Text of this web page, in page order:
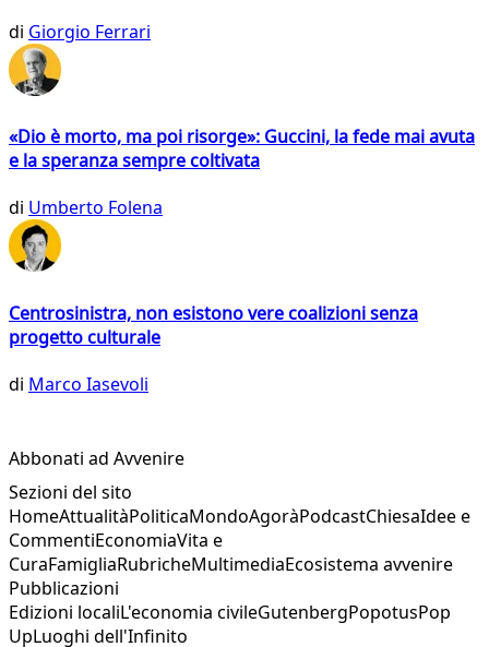
di Giorgio Ferrari
«Dio è morto, ma poi risorge»: Guccini, la fede mai avuta
e la speranza sempre coltivata
di Umberto Folena
Centrosinistra, non esistono vere coalizioni senza
progetto culturale
di Marco Iasevoli
Abbonati ad Avvenire
Sezioni del sito
HomeAttualitàPoliticaMondoAgoràPodcastChiesaIdee e
CommentiEconomiaVita e
CuraFamigliaRubricheMultimediaEcosistema avvenire
Pubblicazioni
Edizioni localiL'economia civileGutenbergPopotusPop
UpLuoghi dell'Infinito